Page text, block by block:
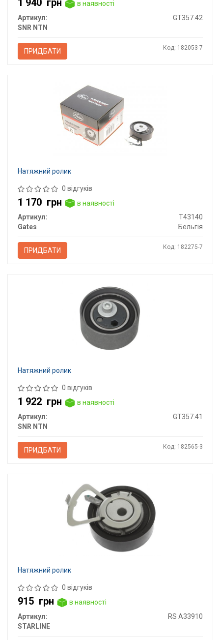
1 940 грн
в наявності
Артикул:
GT357.42
SNR NTN
ПРИДБАТИ Код: 182053-7
Натяжний ролик
0 відгуків
1 170 грн
в наявності
Артикул:
T43140
Gates
Бельгія
ПРИДБАТИ Код: 182275-7
Натяжний ролик
0 відгуків
1 922 грн
в наявності
Артикул:
GT357.41
SNR NTN
ПРИДБАТИ Код: 182565-3
Натяжний ролик
0 відгуків
915 грн
в наявності
Артикул:
RS A33910
STARLINE